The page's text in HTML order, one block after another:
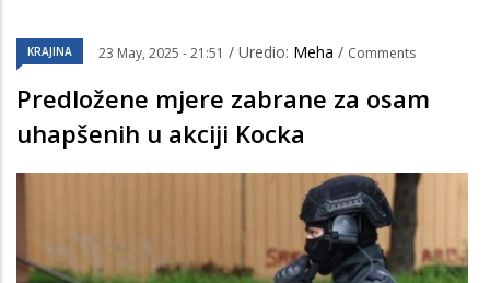
KRAJINA 23 May, 2025 - 21:51 / Uredio: Meha / Comments
Predložene mjere zabrane za osam
uhapšenih u akciji Kocka